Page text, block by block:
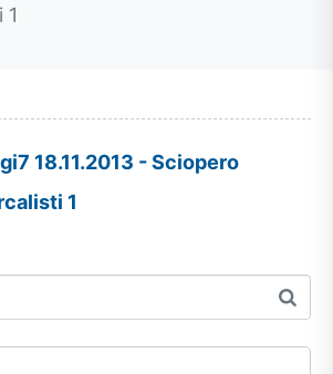
1
18.11.2013 - Sciopero
1